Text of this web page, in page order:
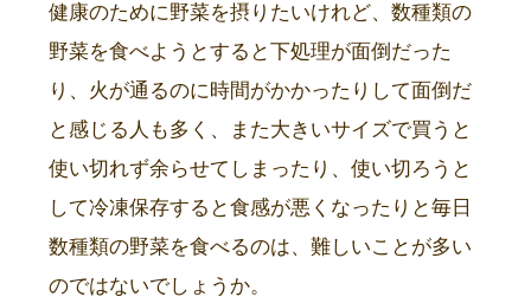
健康のために野菜を摂りたいけれど、数種類の
野菜を食べようとすると下処理が面倒だった
り、火が通るのに時間がかかったりして面倒だ
と感じる人も多く、また大きいサイズで買うと
使い切れず余らせてしまったり、使い切ろうと
して冷凍保存すると食感が悪くなったりと毎日
数種類の野菜を食べるのは、難しいことが多い
のではないでしょうか。